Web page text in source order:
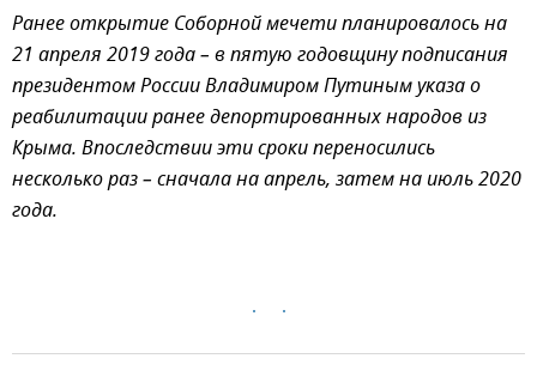
Ранее открытие Соборной мечети планировалось на
21 апреля 2019 года – в пятую годовщину подписания
президентом России Владимиром Путиным указа о
реабилитации ранее депортированных народов из
Крыма. Впоследствии эти сроки переносились
несколько раз – сначала на апрель, затем на июль 2020
года.